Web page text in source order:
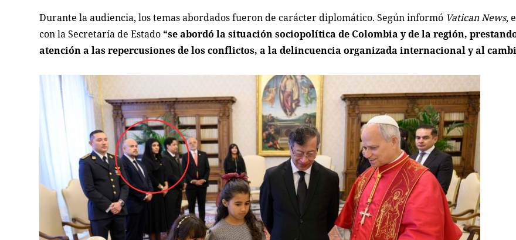
Durante la audiencia, los temas abordados fueron de carácter diplomático. Según informó Vatican News,
con la Secretaría de Estado “se abordó la situación sociopolítica de Colombia y de la región,
atención a las repercusiones de los conflictos, a la delincuencia organizada internacional y al